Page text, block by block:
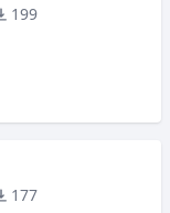
199
177